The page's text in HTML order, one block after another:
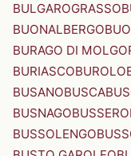
BULGAROGRASSO
BUONALBERGO
BURAGO DI
BURIASCOBUROLO
BUSANOBUSCA
BUSNAGOBUSSERO
BUSSOLENGO